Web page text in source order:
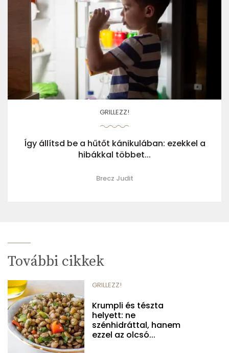
GRILLEZZ!
Így állítsd be a hűtőt kánikulában: ezekkel a
hibákkal többet...
Brecz Judit
További cikkek
GRILLEZZ!
Krumpli és tészta
helyett: ne
szénhidráttal, hanem
ezzel az olcsó...